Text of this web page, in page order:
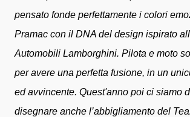
pensato fonde perfettamente i colori
Pramac con il DNA del design ispirato
Automobili Lamborghini. Pilota e moto
per avere una perfetta fusione, in un
ed avvincente. Quest'anno poi ci siamo
disegnare anche l’abbigliamento del